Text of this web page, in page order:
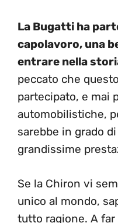
La Bugatti ha
capolavoro, una
entrare nella
peccato che
partecipato, e mai
automobilistiche,
sarebbe in grado
grandissime
Se la Chiron vi
unico al mondo,
tutto ragione. A